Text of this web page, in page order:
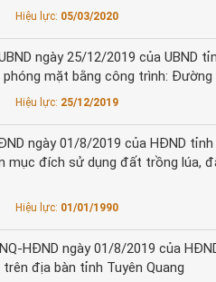
Hiệu lực: 05/03/2020
ngày 25/12/2019 của UBND
mặt bằng công trình:
Hiệu lực: 25/12/2019
ngày 01/8/2019 của HĐND
mục đích sử dụng đất trồng lúa,
Hiệu lực: 01/01/1990
HĐND ngày 01/8/2019 của
địa bàn tỉnh Tuyên Quang